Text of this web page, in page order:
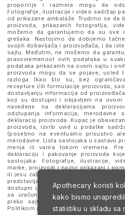
proporcije i razmera mogu da
Fotografije, ilustracije i video sadržaji
od prikazane ambalaže. Trudimo se da
proizvoda, prikazanih fotografija,
možemo da garantujemo da su sve
grešaka. Nastojimo da dobijemo
svojih dobavljača i proizvođača, i da
sajtu. Međutim, ne možemo da
pravovremenost ovih podataka u
podataka prikazanih na ovom sajtu i
proizvoda mogu da se pojave, usled
razloga (kao što su, bez
recepture i/ili formulacije proizvoda,
dostavljanju informacija od
koji su dostupni i objavljeni na ovom
navedene na deklaracijama
odstupanja informacija,
deklaraciji proizvoda. Kupac je
proizvoda, izvrši uvid u podatke
(posebno na eventualno prisustvo
merodavne. Lista sastojaka u sastavu
menja ili varira tokom vremena.
deklaraciju i pakovanje proizvoda
sastojaka. Fotografije, ilustracije,
marke, proizvodi i nazivi prikazani i
ili jesu zaštitni znaci njihovih
predstavljaju deo ponude za
dostupni u svakom trenutku. Sve cene
sa uračunatim PDV-om, dok je
preko sajta. Nastavkom i
Politikom privatnostiiUslovima
Apothecary koristi
kako bismo
statistiku u skladu sa